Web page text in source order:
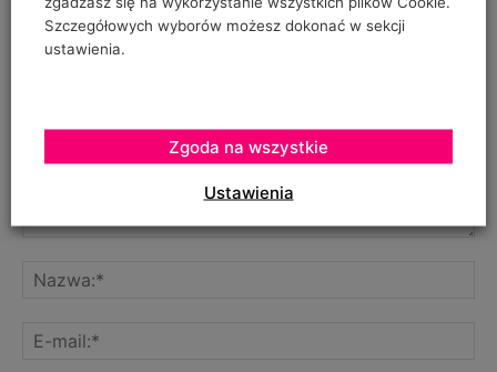
ZOSTAW ODPOWIEDŹ
Szczegółowych wyborów możesz dokonać w sekcji
ustawienia.
Ustawienia
Zgoda na wszystkie